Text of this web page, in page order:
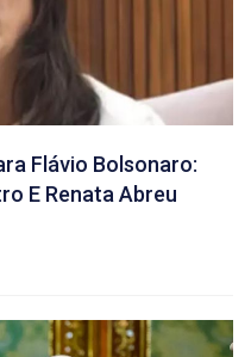
Flávio Bolsonaro:
E Renata Abreu